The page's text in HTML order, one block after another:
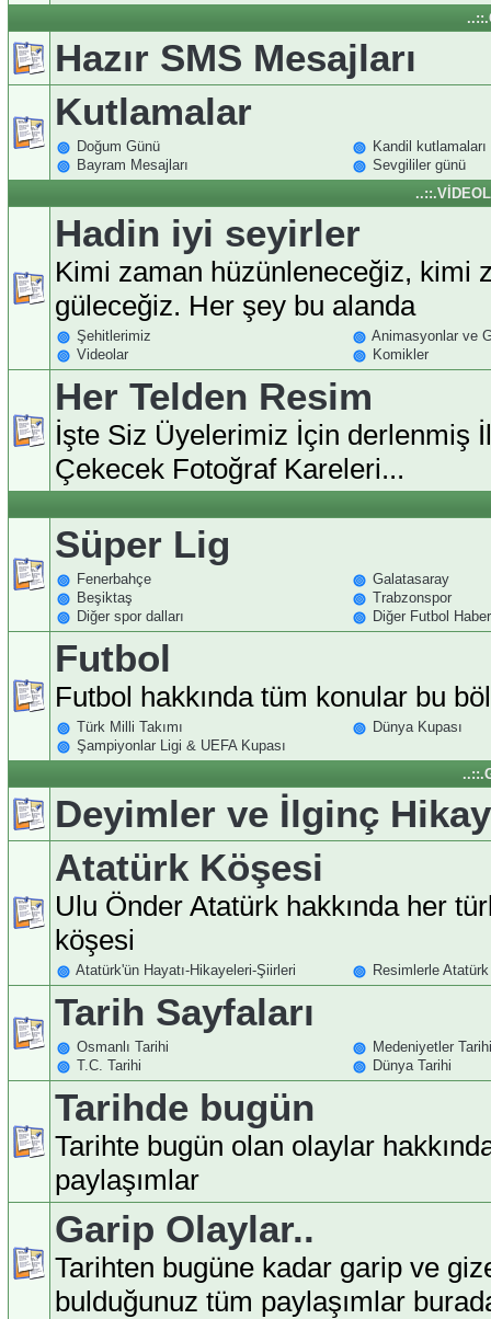
Hazır SMS Mesajları
Kutlamalar
Doğum Günü
Kandil kutlamaları
Bayram Mesajları
Sevgililer günü
Hadin iyi seyirler
Kimi zaman hüzünleneceğiz, kimi
güleceğiz. Her şey bu alanda
Şehitlerimiz
Animasyonlar ve
Videolar
Komikler
Her Telden Resim
İşte Siz Üyelerimiz İçin derlenmiş
Çekecek Fotoğraf Kareleri...
Süper Lig
Fenerbahçe
Galatasaray
Beşiktaş
Trabzonspor
Diğer spor dalları
Diğer Futbol
Futbol
Futbol hakkında tüm konular bu
Türk Milli Takımı
Dünya Kupası
Şampiyonlar Ligi & UEFA Kupası
Deyimler ve İlginç
Atatürk Köşesi
Ulu Önder Atatürk hakkında her
köşesi
Atatürk'ün Hayatı-Hikayeleri-Şiirleri Resimlerle Atatürk
Tarih Sayfaları
Osmanlı Tarihi
Medeniyetler Tarihi
T.C. Tarihi
Dünya Tarihi
Tarihde bugün
Tarihte bugün olan olaylar
paylaşımlar
Garip Olaylar..
Tarihten bugüne kadar garip ve
bulduğunuz tüm paylaşımlar